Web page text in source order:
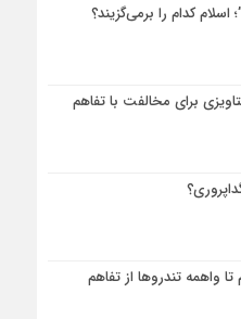
اسلام کدام را برمی‌گزیند؟
برای مخالفت با تفاهم
واهمه تندروها از تفاهم